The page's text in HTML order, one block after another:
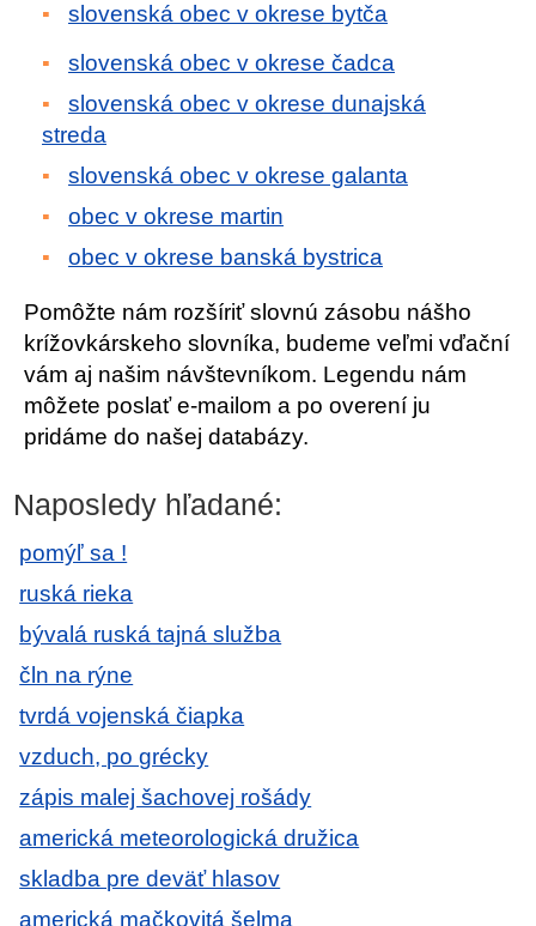
slovenská obec v okrese bytča
slovenská obec v okrese čadca
slovenská obec v okrese dunajská
streda
slovenská obec v okrese galanta
obec v okrese martin
obec v okrese banská bystrica
Pomôžte nám rozšíriť slovnú zásobu nášho
krížovkárskeho slovníka, budeme veľmi vďační
vám aj našim návštevníkom. Legendu nám
môžete poslať e-mailom a po overení ju
pridáme do našej databázy.
Naposledy hľadané:
pomýľ sa !
ruská rieka
bývalá ruská tajná služba
čln na rýne
tvrdá vojenská čiapka
vzduch, po grécky
zápis malej šachovej rošády
americká meteorologická družica
skladba pre deväť hlasov
americká mačkovitá šelma